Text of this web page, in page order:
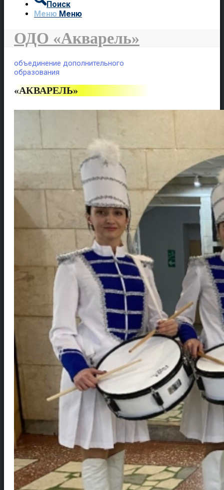
Поиск
Меню Меню
ОДО «Акварель»
объединение дополнительного
образования
«АКВАРЕЛЬ»